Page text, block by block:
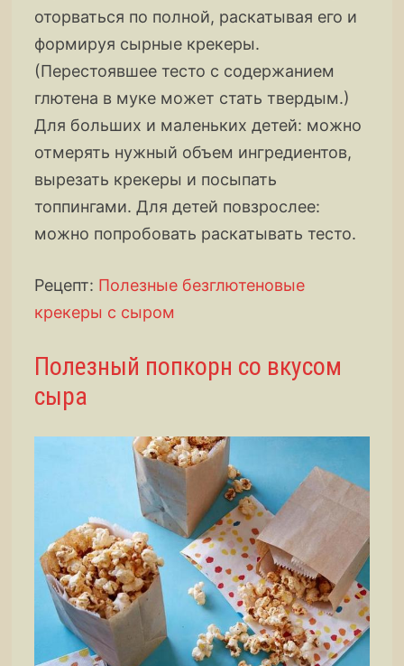
оторваться по полной, раскатывая его и
формируя сырные крекеры.
(Перестоявшее тесто с содержанием
глютена в муке может стать твердым.)
Для больших и маленьких детей: можно
отмерять нужный объем ингредиентов,
вырезать крекеры и посыпать
топпингами. Для детей повзрослее:
можно попробовать раскатывать тесто.
Рецепт: Полезные безглютеновые
крекеры с сыром
Полезный попкорн со вкусом
сыра